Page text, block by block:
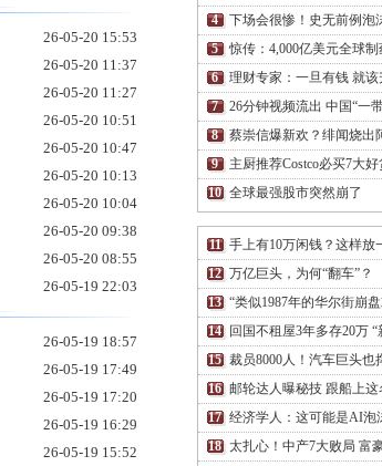
26-05-20 15:53
26-05-20 11:37
26-05-20 11:27
26-05-20 10:51
26-05-20 10:47
26-05-20 10:13
26-05-20 10:04
26-05-20 09:38
26-05-20 08:55
26-05-19 22:03
26-05-19 18:57
26-05-19 17:49
26-05-19 17:20
26-05-19 16:29
26-05-19 15:52
下场会很惨！史无前例泡
惊传：4,000亿美元全球
理财专家：一旦有钱 就该
26分钟视频流出 中国“一
蔡崇信爆新欢？绯闻烧出
主厨推荐Costco必买7大
全球最强股市突然崩了
手上有10万闲钱？这样放
万亿巨头，为何“翻车”？
“类似1987年的华尔街崩
回国不租屋3年多存20万
裁员8000人！汽车巨头也
邮轮达人曝秘技 跟船上
经济学人：这可能是AI泡
太扎心！中产7大败局 富